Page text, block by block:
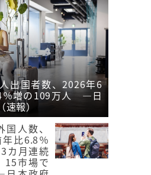
出国者数、2026年6
％増の109万人 ―日
報）
国人数、
比6.8％
カ月連続
15市場で